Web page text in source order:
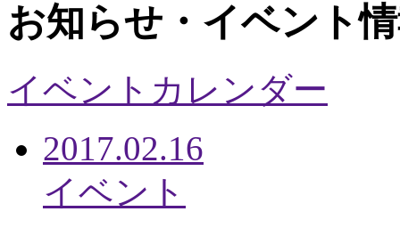
お知らせ・イベント
イベントカレンダー
2017.02.16
イベント